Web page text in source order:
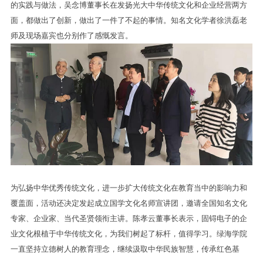
的实践与做法，吴念博董事长在发扬光大中华传统文化和企业经营两方
面，都做出了创新，做出了一件了不起的事情。知名文化学者徐洪磊老
师及现场嘉宾也分别作了感慨发言。
为弘扬中华优秀传统文化，进一步扩大传统文化在教育当中的影响力和
覆盖面，活动还决定发起成立国学文化名师宣讲团，邀请全国知名文化
专家、企业家、当代圣贤领衔主讲。陈孝云董事长表示，固锝电子的企
业文化根植于中华传统文化，为我们树起了标杆，值得学习。绿海学院
一直坚持立德树人的教育理念，继续汲取中华民族智慧，传承红色基